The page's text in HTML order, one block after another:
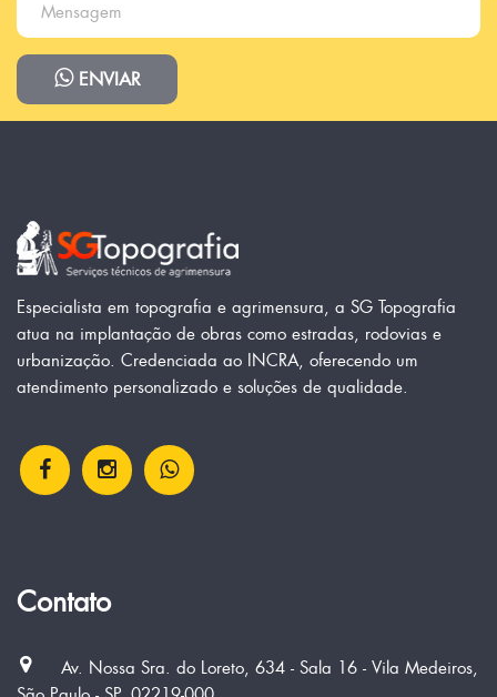
ENVIAR
Especialista em topografia e agrimensura, a SG Topografia
atua na implantação de obras como estradas, rodovias e
urbanização. Credenciada ao INCRA, oferecendo um
atendimento personalizado e soluções de qualidade.
Contato
Av. Nossa Sra. do Loreto, 634 - Sala 16 - Vila Medeiros,